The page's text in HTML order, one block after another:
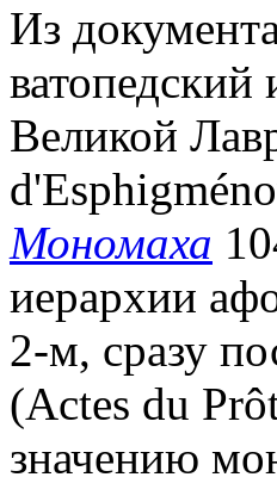
Из
Великой
Мономаха
иерархии
2-м, сразу
(Actes du
значению